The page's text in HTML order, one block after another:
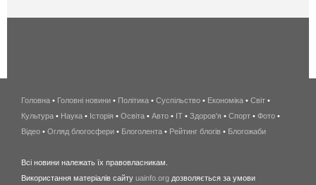
беспроводной
интернет
киев
wimax
Головна • Головні новини • Політика • Суспільство • Економіка • Світ •
Культура • Наука • Історія • Освіта • Авто • IT • Здоров'я • Спорт • Фото •
Відео • Огляд блогосфери • Блоголента • Рейтинг блогів • Блогожаби
Всі новини належать їх правовласникам.
Використання матеріалів сайту uainfo.org дозволяється за умови